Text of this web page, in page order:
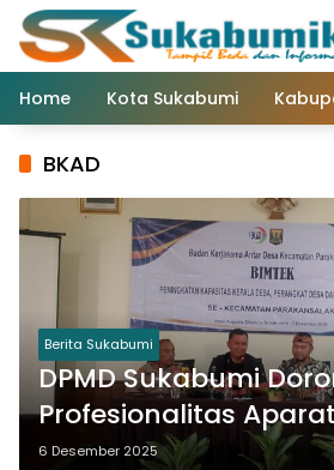
Langsung
konten
Home
Kota Sukabumi
BKAD
Berita Sukabumi
DPMD Sukabumi
Profesionalitas
Lewat Bimtek BKAD
6 Desember 2025